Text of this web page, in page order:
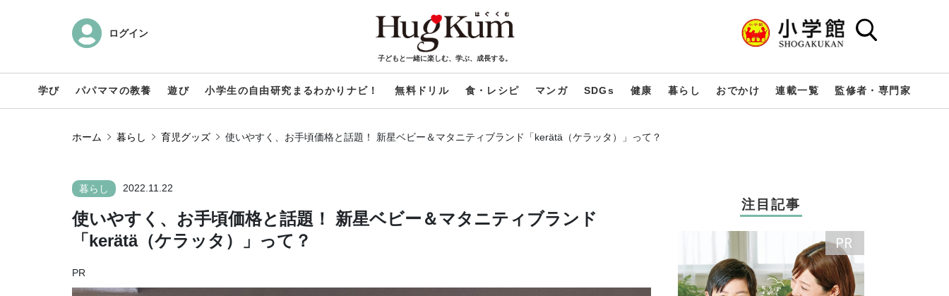
ログイン
子どもと一緒に楽しむ、学ぶ、成長する。
学び パパママの教養 遊び 小学生の自由研究まるわかりナビ！ 無料ドリル 食・レシピ マンガ SDGs 健康 暮らし おでかけ 連載一覧 監修者・専門家
ホーム 暮らし 育児グッズ 使いやすく、お手頃価格と話題！ 新星ベビー＆マタニティブランド「kerätä（ケラッタ）」って？
暮らし 2022.11.22
使いやすく、お手頃価格と話題！ 新星ベビー＆マタニティブランド
「kerätä（ケラッタ）」って？
PR
注目記事